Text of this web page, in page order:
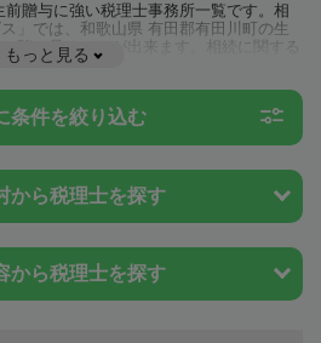
贈与に強い税理士事務所一覧です。相
」では、和歌山県 有田郡有田川町の生
覧で見ることが出来ます。相続に関する
隣の税理士に相談してみましょう。
もっと見る
条件を絞り込む
から税理士を探す
から税理士を探す